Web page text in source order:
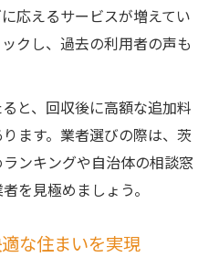
応えるサービスが増えてい
クし、過去の利用者の声も
と、回収後に高額な追加料
ます。業者選びの際は、茨
ンキングや自治体の相談窓
を見極めましょう。
な住まいを実現